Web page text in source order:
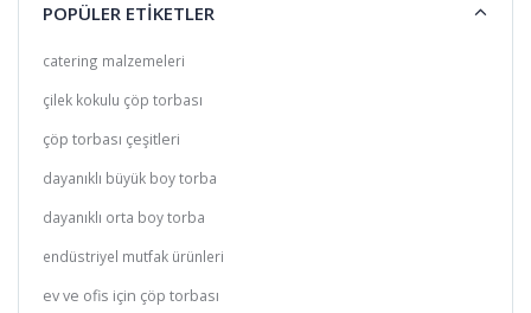
POPÜLER ETİKETLER
catering malzemeleri
çilek kokulu çöp torbası
çöp torbası çeşitleri
dayanıklı büyük boy torba
dayanıklı orta boy torba
endüstriyel mutfak ürünleri
ev ve ofis için çöp torbası